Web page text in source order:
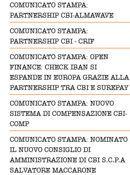
COMUNICATO STAMPA:
PARTNERSHIP CBI-ALMAWAVE
COMUNICATO STAMPA:
PARTNERSHIP CBI - CRIF
COMUNICATO STAMPA: OPEN
FINANCE: CHECK IBAN SI
ESPANDE IN EUROPA GRAZIE ALLA
PARTNERSHIP TRA CBI E SUREPAY
COMUNICATO STAMPA: NUOVO
SISTEMA DI COMPENSAZIONE CBI-
COMP
COMUNICATO STAMPA: NOMINATO
IL NUOVO CONSIGLIO DI
AMMINISTRAZIONE DI CBI S.C.P.A
SALVATORE MACCARONE